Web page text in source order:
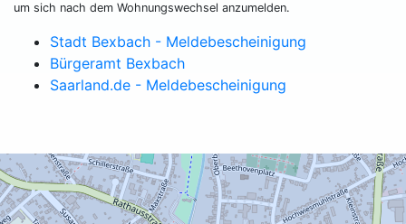
um sich nach dem Wohnungswechsel anzumelden.
Stadt Bexbach - Meldebescheinigung
Bürgeramt Bexbach
Saarland.de - Meldebescheinigung